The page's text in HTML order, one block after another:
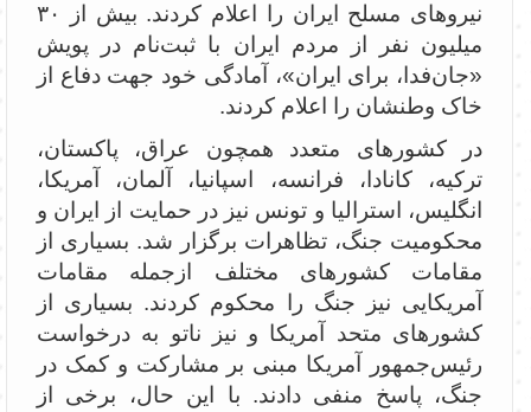
نیروهای مسلح ایران را اعلام کردند. بیش از ۳۰
میلیون نفر از مردم ایران با ثبت‌نام در پویش
«جان‌فدا، برای ایران»، آمادگی خود جهت دفاع از
خاک وطنشان را اعلام کردند.
در کشورهای متعدد همچون عراق، پاکستان،
ترکیه، کانادا، فرانسه، اسپانیا، آلمان، آمریکا،
انگلیس، استرالیا و تونس نیز در حمایت از ایران و
محکومیت جنگ، تظاهرات برگزار شد. بسیاری از
مقامات کشورهای مختلف ازجمله مقامات
آمریکایی نیز جنگ را محکوم کردند. بسیاری از
کشورهای متحد آمریکا و نیز ناتو به درخواست
رئیس‌جمهور آمریکا مبنی بر مشارکت و کمک در
جنگ، پاسخ منفی دادند. با این حال،‌ برخی از